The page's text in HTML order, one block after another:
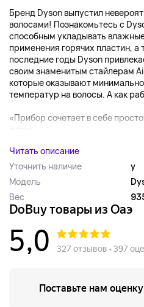
Бренд Dyson выпустил
волосами! Познакомьтесь с
способным укладывать
применения горячих пластин,
последние годы Dyson
своим знаменитым стайлерам
которые оказывают
температур на волосы. А как
«Прибор сочетает в себе
люди...
Читать описание
Уточнить наличие
y
Модель
Вес